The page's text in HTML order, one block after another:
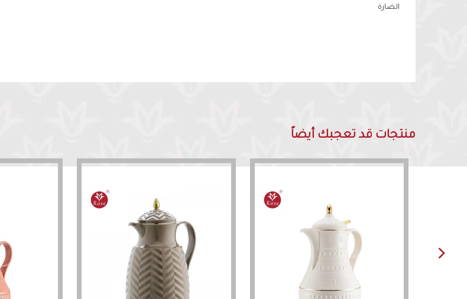
الضارة
منتجات قد تعجبك أيضاً